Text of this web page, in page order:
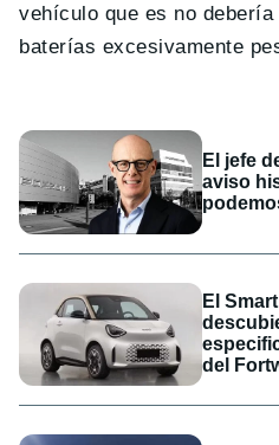
vehículo que es no
baterías excesivamente
El jefe
aviso
El
del